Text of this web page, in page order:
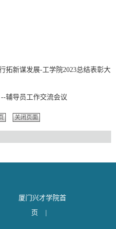
拓新谋发展-工学院2023总结表彰大
辅导员工作交流会议
关闭页面
厦门兴才学院首
页